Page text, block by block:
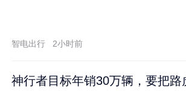
智电出行 2小时前
神行者目标年销30万辆，要把路